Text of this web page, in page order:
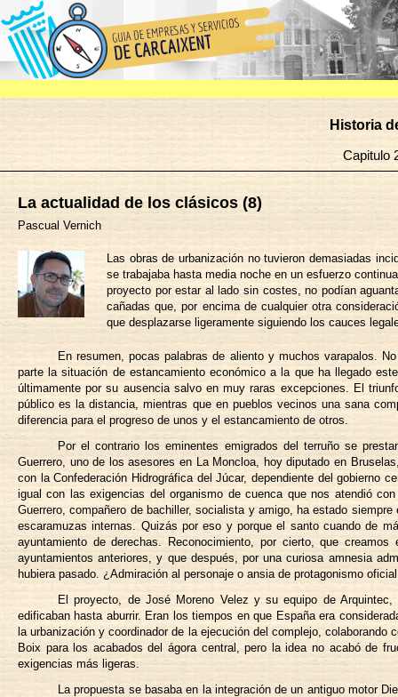
Historia
Capitulo
La actualidad de los clásicos (8)
Pascual Vernich
Las obras de urbanización no tuvieron demasiadas
se trabajaba hasta media noche en un esfuerzo
proyecto por estar al lado sin costes, no podían
cañadas que, por encima de cualquier otra
que desplazarse ligeramente siguiendo los cauces
En resumen, pocas palabras de aliento y muchos varapalos.
parte la situación de estancamiento económico a la que ha llegado
últimamente por su ausencia salvo en muy raras excepciones. El
público es la distancia, mientras que en pueblos vecinos una sana
diferencia para el progreso de unos y el estancamiento de otros.
Por el contrario los eminentes emigrados del terruño se
Guerrero, uno de los asesores en La Moncloa, hoy diputado en
con la Confederación Hidrográfica del Júcar, dependiente del gobierno
igual con las exigencias del organismo de cuenca que nos atendió
Guerrero, compañero de bachiller, socialista y amigo, ha estado
escaramuzas internas. Quizás por eso y porque el santo cuando de
ayuntamiento de derechas. Reconocimiento, por cierto, que
ayuntamientos anteriores, y que después, por una curiosa amnesia
hubiera pasado. ¿Admiración al personaje o ansia de protagonismo
El proyecto, de José Moreno Velez y su equipo de
edificaban hasta aburrir. Eran los tiempos en que España era
la urbanización y coordinador de la ejecución del complejo,
Boix para los acabados del ágora central, pero la idea no acabó de
exigencias más ligeras.
La propuesta se basaba en la integración de un antiguo motor